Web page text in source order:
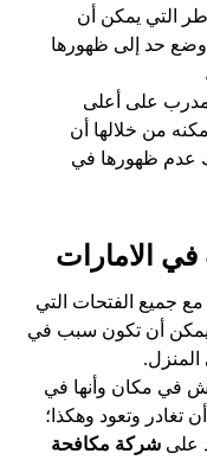
التي يمكن أن
حد إلى ظهورها
على أعلى
من خلالها أن
عدم ظهورها في
الامارات
جميع الفتحات التي
يمكن أن تكون سبب في
المنزل.
في مكان وأنها في
وتعود وهكذا؛
علىشركة مكافحة